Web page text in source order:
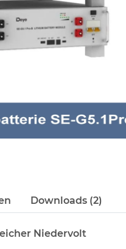
Downloads (2)
Niedervolt